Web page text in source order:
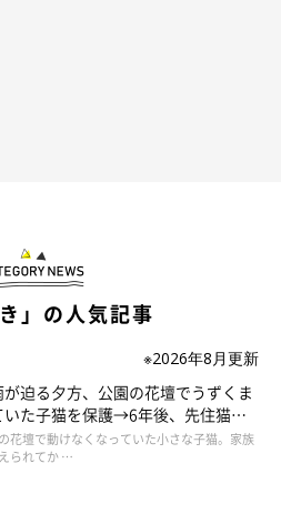
」の人気記事
※2026年8月更新
が迫る夕方、公園の花壇でうずくま
いた子猫を保護→6年後、先住猫
妹”のような関係に
花壇で動けなくなっていた小さな子猫。家族
られてか …